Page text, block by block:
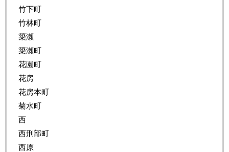
竹下町
竹林町
簗瀬
簗瀬町
花園町
花房
花房本町
菊水町
西
西刑部町
西原